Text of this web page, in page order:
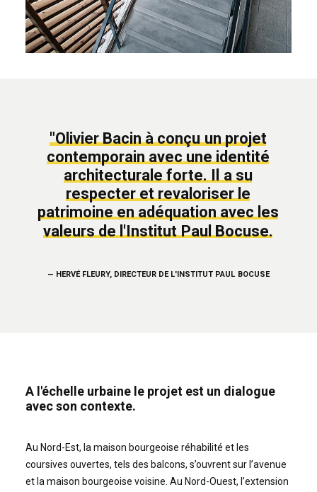
"Olivier Bacin à conçu un projet
contemporain avec une identité
architecturale forte. Il a su
respecter et revaloriser le
patrimoine en adéquation avec les
valeurs de l'Institut Paul Bocuse.
— HERVÉ FLEURY, DIRECTEUR DE L'INSTITUT PAUL BOCUSE
A l'échelle urbaine le projet est un dialogue
avec son contexte.
Au Nord-Est, la maison bourgeoise réhabilité et les
coursives ouvertes, tels des balcons, s’ouvrent sur l’avenue
et la maison bourgeoise voisine. Au Nord-Ouest, l’extension